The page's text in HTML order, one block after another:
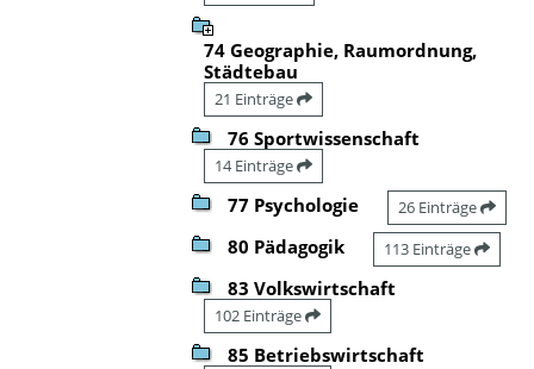
74 Geographie, Raumordnung,
Städtebau
21 Einträge
76 Sportwissenschaft
14 Einträge
77 Psychologie 26 Einträge
80 Pädagogik 113 Einträge
83 Volkswirtschaft
102 Einträge
85 Betriebswirtschaft